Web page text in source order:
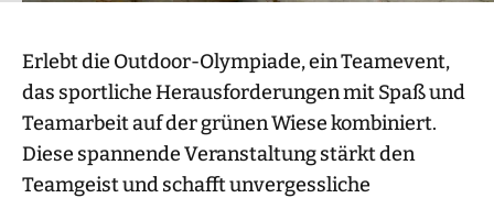
Erlebt die Outdoor-Olympiade, ein Teamevent,
das sportliche Herausforderungen mit Spaß und
Teamarbeit auf der grünen Wiese kombiniert.
Diese spannende Veranstaltung stärkt den
Teamgeist und schafft unvergessliche